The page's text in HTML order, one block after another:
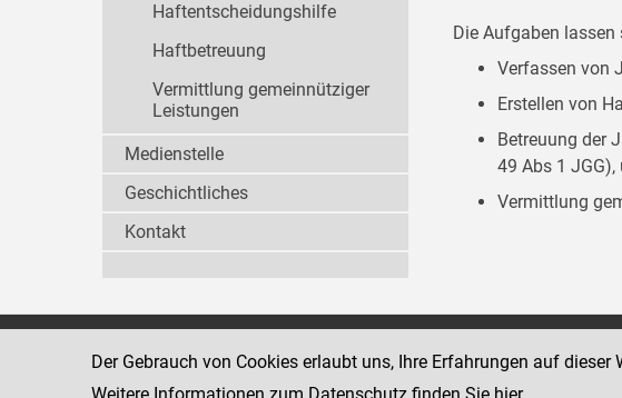
Die Aufgaben
Verfassen von
Erstellen von
Betreuung der
49 Abs 1 JGG),
Vermittlung
Haftentscheidungshilfe
Haftbetreuung
Vermittlung gemeinnütziger
Leistungen
Medienstelle
Geschichtliches
Kontakt
Wiener Jugendgerichtshilfe
www.justiz.gv.at/WrJGH
1080 Wien
Der Gebrauch von Cookies erlaubt uns, Ihre Erfahrungen auf